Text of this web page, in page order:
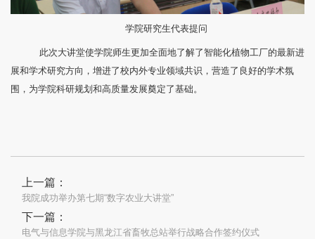
学院研究生代表提问
此次大讲堂使学院师生更加全面地了解了智能化植物工厂的最新进
展和学术研究方向，增进了校内外专业领域共识，营造了良好的学术氛
围，为学院科研规划和高质量发展奠定了基础。
上一篇：
我院成功举办第七期“数字农业大讲堂”
下一篇：
电气与信息学院与黑龙江省畜牧总站举行战略合作签约仪式